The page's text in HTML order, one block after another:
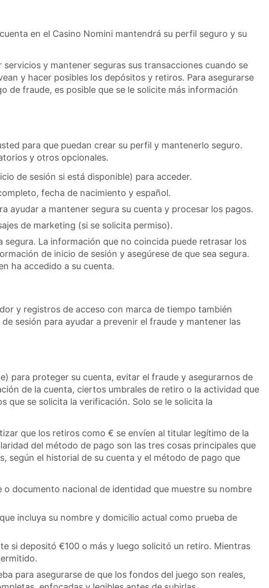
en el Casino Nomini mantendrá su perfil seguro y su
y mantener seguras sus transacciones cuando se
y hacer posibles los depósitos y retiros. Para asegurarse
de fraude, es posible que se le solicite más información
para que puedan crear su perfil y mantenerlo seguro.
y otros opcionales.
de sesión si está disponible) para acceder.
fecha de nacimiento y español.
ayudar a mantener segura su cuenta y procesar los pagos.
de marketing (si se solicita permiso).
La información que no coincida puede retrasar los
de inicio de sesión y asegúrese de que sea segura.
ha accedido a su cuenta.
y registros de acceso con marca de tiempo también
sesión para ayudar a prevenir el fraude y mantener las
para proteger su cuenta, evitar el fraude y asegurarnos de
de la cuenta, ciertos umbrales de retiro o la actividad que
que se solicita la verificación. Solo se le solicita la
que los retiros como € se envíen al titular legítimo de la
del método de pago son las tres cosas principales que
según el historial de su cuenta y el método de pago que
documento nacional de identidad que muestre su nombre
incluya su nombre y domicilio actual como prueba de
si depositó €100 o más y luego solicitó un retiro. Mientras
para asegurarse de que los fondos del juego son reales,